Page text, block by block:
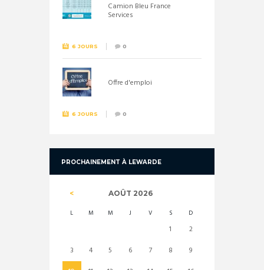
Camion Bleu France
Services
6 JOURS 0
Offre d'emploi
6 JOURS 0
PROCHAINEMENT À LEWARDE
AOÛT 2026
L M M J V S D
1
2
3
4 5 6 7 8
9